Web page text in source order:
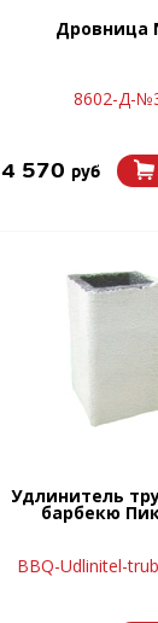
Дровница
8602-Д-
4 570 руб
Удлинитель
барбекю
BBQ-Udlinitel-